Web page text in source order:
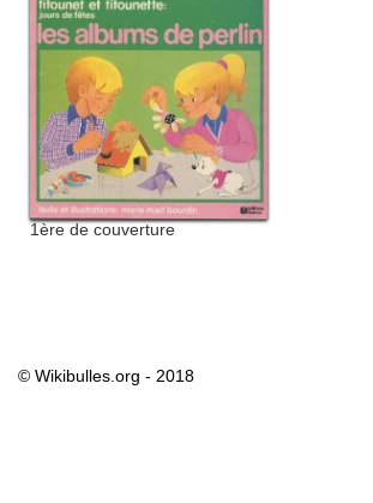
1ère de couverture
© Wikibulles.org - 2018